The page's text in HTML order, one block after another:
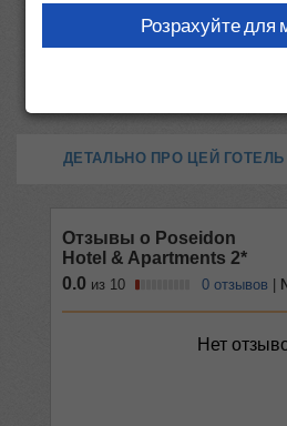
ДЕТАЛЬНО ПРО ЦЕЙ ГОТЕЛЬ